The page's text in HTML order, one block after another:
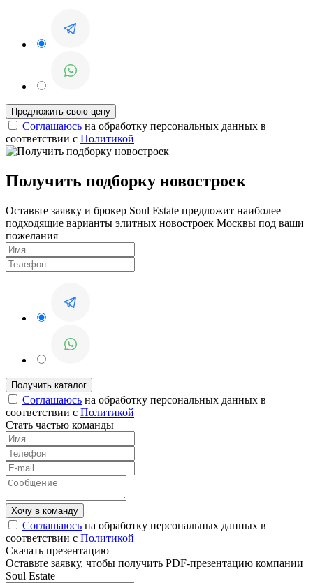
Соглашаюсь на обработку персональных данных в
соответствии с Политикой
Получить подборку новостроек
Оставьте заявку и брокер Soul Estate предложит наиболее
подходящие варианты элитных новостроек Москвы под ваши
пожелания
Соглашаюсь на обработку персональных данных в
соответствии с Политикой
Стать частью команды
Соглашаюсь на обработку персональных данных в
соответствии с Политикой
Скачать презентацию
Оставьте заявку, чтобы получить PDF-презентацию компании
Soul Estate